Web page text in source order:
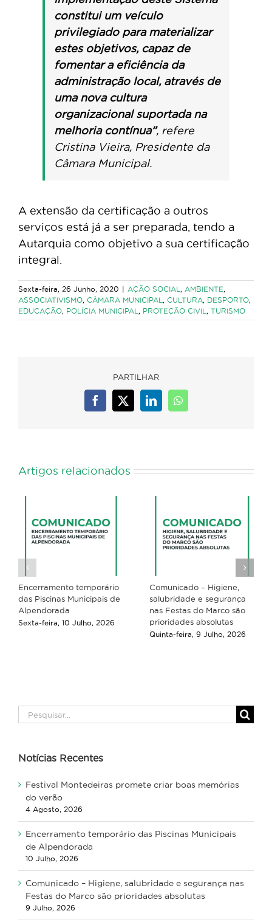
constitui um veículo
privilegiado para materializar
estes objetivos, capaz de
fomentar a eficiência da
administração local, através de
uma nova cultura
organizacional suportada na
melhoria contínua”, refere
Cristina Vieira, Presidente da
Câmara Municipal.
A extensão da certificação a outros
serviços está já a ser preparada, tendo a
Autarquia como objetivo a sua certificação
integral.
Sexta-feira, 26 Junho, 2020 | AÇÃO SOCIAL , AMBIENTE,
ASSOCIATIVISMO, CÂMARA MUNICIPAL , CULTURA, DESPORTO,
EDUCAÇÃO, POLÍCIA MUNICIPAL , PROTEÇÃO CIVIL , TURISMO
PARTILHAR
Facebook
X LinkedInWhatsApp
Artigos relacionados
Encerramento temporário
das Piscinas Municipais de
Alpendorada
Sexta-feira, 10 Julho, 2026
Comunicado – Higiene,
salubridade e segurança
nas Festas do Marco são
prioridades absolutas
Quinta-feira, 9 Julho, 2026
Pesquisar
Notícias Recentes
Festival Montedeiras promete criar boas memórias
do verão
4 Agosto, 2026
Encerramento temporário das Piscinas Municipais
de Alpendorada
10 Julho, 2026
Comunicado – Higiene, salubridade e segurança nas
Festas do Marco são prioridades absolutas
9 Julho, 2026